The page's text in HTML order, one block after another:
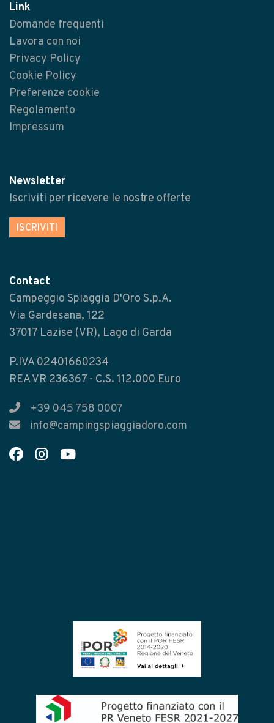
Link
Domande frequenti
Lavora con noi
Privacy Policy
Cookie Policy
Preferenze cookie
Regolamento
Impressum
Newsletter
Iscriviti per ricevere le nostre offerte
ISCRIVITI
Contact
Campeggio Spiaggia D'Oro S.p.A.
Via Gardesana, 122
37017 Lazise (VR), Lago di Garda
P.IVA 02401660234
REA VR 236367 - C.S. 112.000 Euro
+39 045 758 0007
info@campingspiaggiadoro.com